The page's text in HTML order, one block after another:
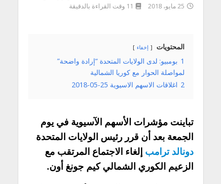
25 مايو، 2018 11 وقت القراءة بالدقيقة
المحتويات إخفاء
1 بومبيو: لدى الولايات المتحدة “إرادة واضحة”
لمواصلة الحوار مع كوريا الشمالية
2 اغلاقات الاسهم الاسيوية 25-05-2018
تباينت مؤشرات الأسهم الآسيوية في يوم
الجمعة بعد أن قرر رئيس الولايات المتحدة
دونالد ترامب إلغاء الاجتماع المرتقب مع
الزعيم الكوري الشمالي كيم جونغ أون.